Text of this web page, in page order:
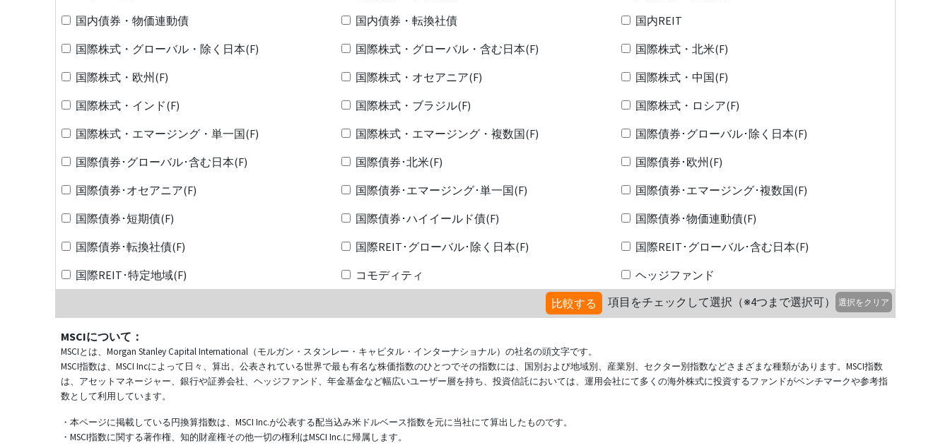
国内債券・物価連動債
国内債券・転換社債
国内REIT
国際株式・グローバル・除く日本(F)
国際株式・グローバル・含む日本(F)
国際株式・北米(F)
国際株式・欧州(F)
国際株式・オセアニア(F)
国際株式・中国(F)
国際株式・インド(F)
国際株式・ブラジル(F)
国際株式・ロシア(F)
国際株式・エマージング・単一国(F)
国際株式・エマージング・複数国(F)
国際債券･グローバル･除く日本(F)
国際債券･グローバル･含む日本(F)
国際債券･北米(F)
国際債券･欧州(F)
国際債券･オセアニア(F)
国際債券･エマージング･単一国(F)
国際債券･エマージング･複数国(F)
国際債券･短期債(F)
国際債券･ハイイールド債(F)
国際債券･物価連動債(F)
国際債券･転換社債(F)
国際REIT･グローバル･除く日本(F)
国際REIT･グローバル･含む日本(F)
国際REIT･特定地域(F)
コモディティ
ヘッジファンド
比較する
項目をチェックして選択（※4つまで選択可） 選択をクリア
MSCIについて：
MSCIとは、Morgan Stanley Capital International（モルガン・スタンレー・キャピタル・インターナショナル）の社名の頭文字です。
MSCI指数は、MSCI Incによって日々、算出、公表されている世界で最も有名な株価指数のひとつでその指数には、国別および地域別、産業別、セクター別指数などさまざまな種類があります。MSCI指数
は、アセットマネージャー、銀行や証券会社、ヘッジファンド、年金基金など幅広いユーザー層を持ち、投資信託においては、運用会社にて多くの海外株式に投資するファンドがベンチマークや参考指
数として利用しています。
・本ページに掲載している円換算指数は、MSCI Inc.が公表する配当込み米ドルベース指数を元に当社にて算出したものです。
・MSCI指数に関する著作権、知的財産権その他一切の権利はMSCI Inc.に帰属します。